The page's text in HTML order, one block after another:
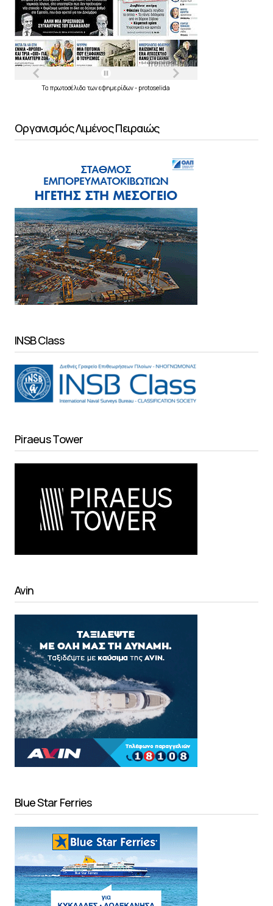
Τα πρωτοσέλιδα τωνεφημερίδων- protoselida
Οργανισμός Λιμένος Πειραιώς
INSB Class
Piraeus Tower
Avin
Blue Star Ferries